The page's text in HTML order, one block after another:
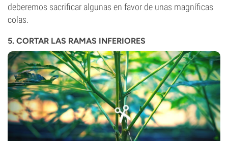
deberemos sacrificar algunas en favor de unas magníficas
colas.
5. CORTAR LAS RAMAS INFERIORES